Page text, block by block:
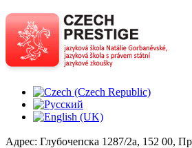
Адрес: Глубочепска 1287/2a, 152 00,